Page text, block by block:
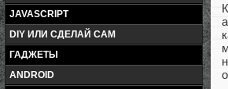
JAVASCRIPT
DIY ИЛИ СДЕЛАЙ САМ
ГАДЖЕТЫ
ANDROID